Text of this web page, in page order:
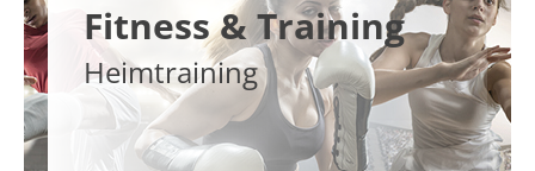
Fitness & Training
Heimtraining